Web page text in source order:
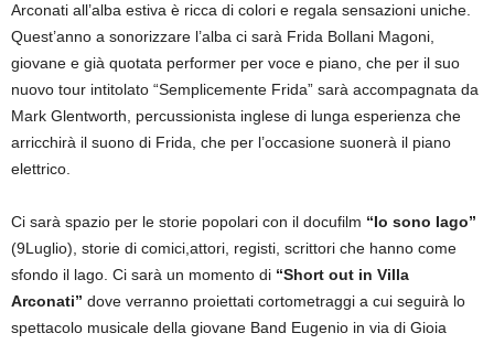
Arconati all’alba estiva è ricca di colori e regala sensazioni uniche.
Quest’anno a sonorizzare l’alba ci sarà Frida Bollani Magoni,
giovane e già quotata performer per voce e piano, che per il suo
nuovo tour intitolato “Semplicemente Frida” sarà accompagnata da
Mark Glentworth, percussionista inglese di lunga esperienza che
arricchirà il suono di Frida, che per l’occasione suonerà il piano
elettrico.
Ci sarà spazio per le storie popolari con il docufilm “Io sono Iago”
(9Luglio), storie di comici,attori, registi, scrittori che hanno come
sfondo il lago. Ci sarà un momento di “Short out in Villa
Arconati” dove verranno proiettati cortometraggi a cui seguirà lo
spettacolo musicale della giovane Band Eugenio in via di Gioia